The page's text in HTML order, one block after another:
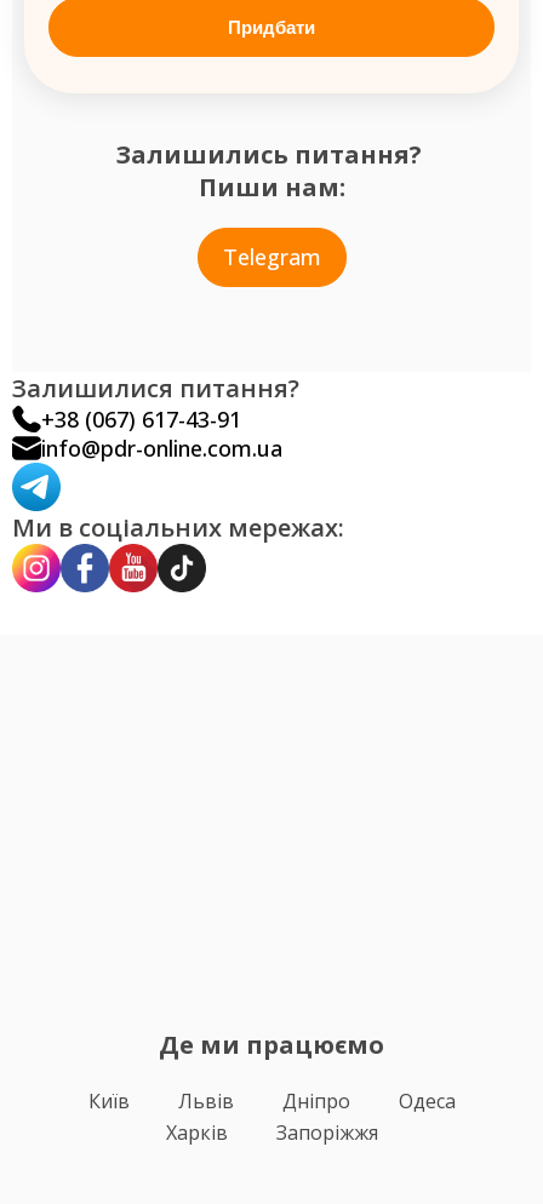
Залишились питання?
Пиши нам:
Telegram
Придбати
Залишилися питання?
+38 (067) 617-43-91
info@pdr-online.com.ua
Ми в соціальних мережах:
Де ми працюємо
Київ Львів Дніпро
Одеса
Харків
Запоріжжя